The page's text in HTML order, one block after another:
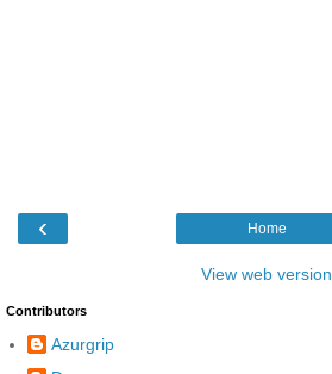
‹ Home
View web version
Contributors
Azurgrip